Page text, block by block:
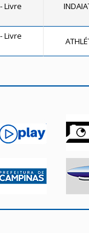
Livre
Livre